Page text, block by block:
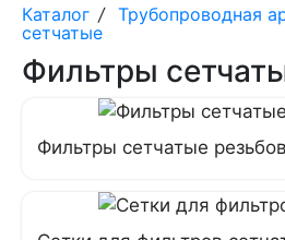
Каталог / Трубопроводная
сетчатые
Фильтры
Фильтры сетчатые